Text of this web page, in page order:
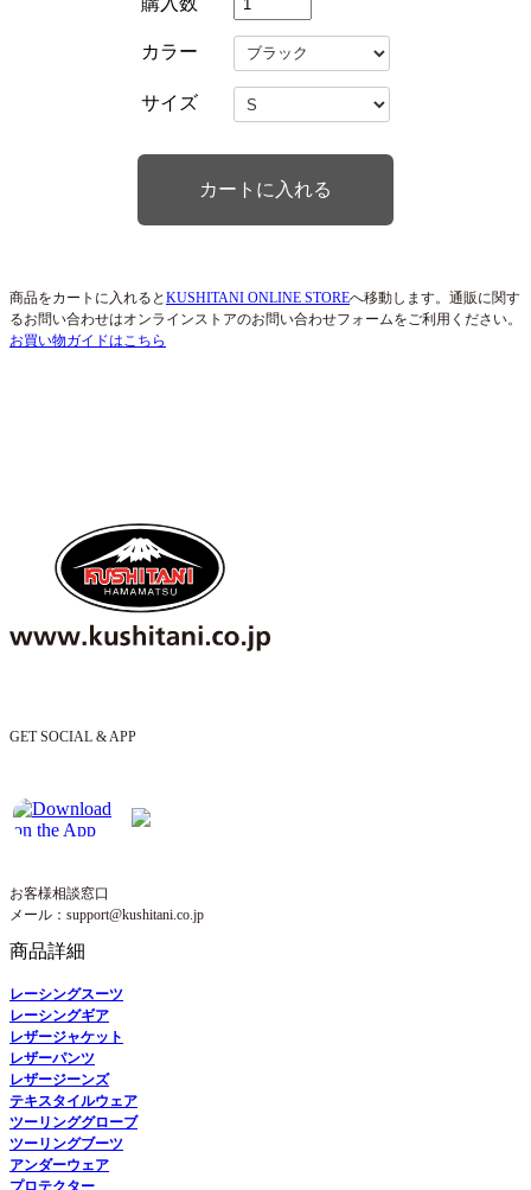
カラー
サイズ
商品をカートに入れると KUSHITANI ONLINE STOREへ移動します。通販に関す
るお問い合わせはオンラインストアのお問い合わせフォームをご利用ください。
お買い物ガイドはこちら
GET SOCIAL & APP
お客様相談窓口
メール：support@kushitani.co.jp
商品詳細
レーシングスーツ
レーシングギア
レザージャケット
レザーパンツ
レザージーンズ
テキスタイルウェア
ツーリンググローブ
ツーリングブーツ
アンダーウェア